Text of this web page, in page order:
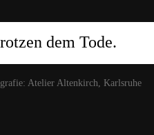
dem Tode.
Atelier Altenkirch, Karlsruhe